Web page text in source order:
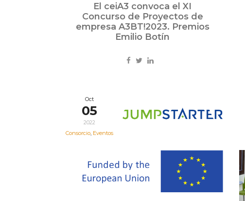
El ceiA3 convoca el XI
Concurso de Proyectos de
empresa A3BT!2023. Premios
Emilio Botín
Oct
05
2022
Consorcio, Eventos